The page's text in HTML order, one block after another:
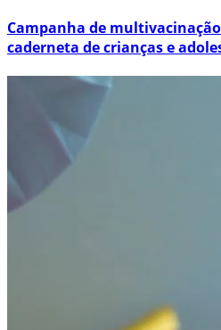
Campanha de
caderneta de crianças e